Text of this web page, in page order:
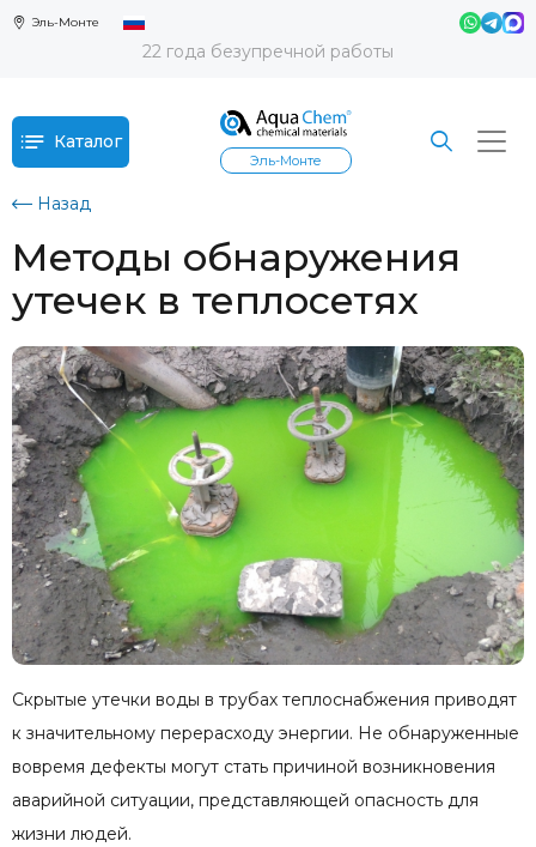
Эль-Монте
22 года безупречной работы
Каталог
Эль-Монте
Назад
Методы обнаружения
утечек в теплосетях
Скрытые утечки воды в трубах теплоснабжения приводят
к значительному перерасходу энергии. Не обнаруженные
вовремя дефекты могут стать причиной возникновения
аварийной ситуации, представляющей опасность для
жизни людей.